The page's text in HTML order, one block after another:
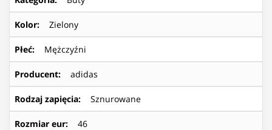
Kolor: Zielony
Płeć: Mężczyźni
Producent: adidas
Rodzaj zapięcia: Sznurowane
Rozmiar eur: 46